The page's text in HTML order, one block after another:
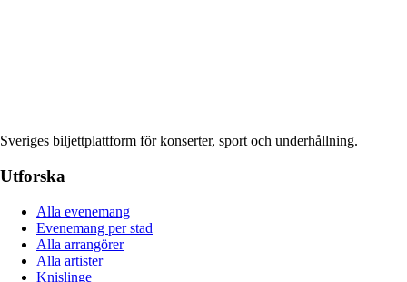
Sveriges biljettplattform för konserter, sport och underhållning.
Utforska
Alla evenemang
Evenemang per stad
Alla arrangörer
Alla artister
Knislinge